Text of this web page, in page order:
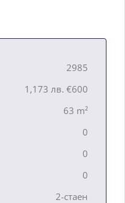
2985
1,173 лв. €600
63 m²
0
0
0
2-стаен